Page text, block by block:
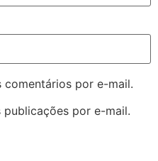
por e-mail.
por e-mail.